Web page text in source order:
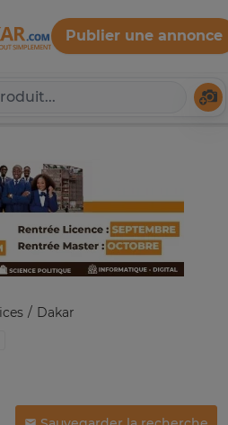
Dakar
Publier une annonce
Dakar